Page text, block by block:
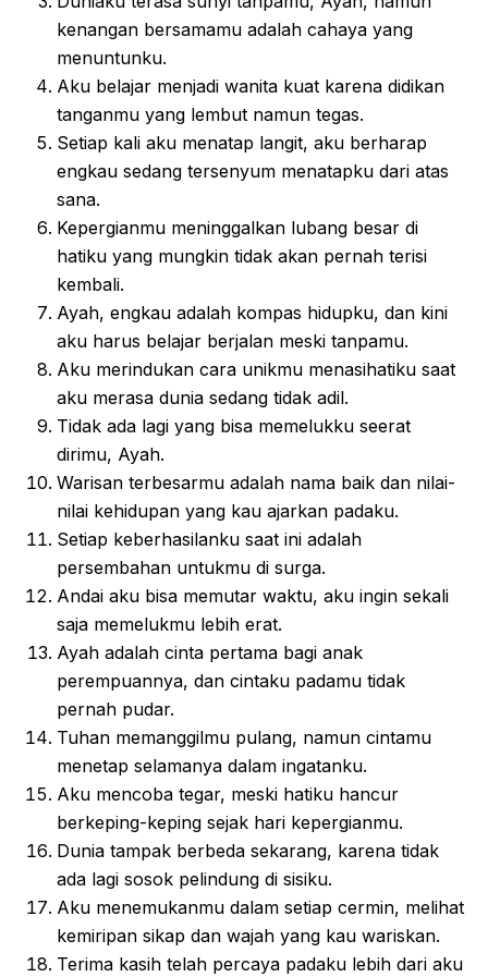
kenangan bersamamu adalah cahaya yang
menuntunku.
Aku belajar menjadi wanita kuat karena didikan
tanganmu yang lembut namun tegas.
Setiap kali aku menatap langit, aku berharap
engkau sedang tersenyum menatapku dari atas
sana.
Kepergianmu meninggalkan lubang besar di
hatiku yang mungkin tidak akan pernah terisi
kembali.
Ayah, engkau adalah kompas hidupku, dan kini
aku harus belajar berjalan meski tanpamu.
Aku merindukan cara unikmu menasihatiku saat
aku merasa dunia sedang tidak adil.
Tidak ada lagi yang bisa memelukku seerat
dirimu, Ayah.
Warisan terbesarmu adalah nama baik dan nilai-
nilai kehidupan yang kau ajarkan padaku.
Setiap keberhasilanku saat ini adalah
persembahan untukmu di surga.
Andai aku bisa memutar waktu, aku ingin sekali
saja memelukmu lebih erat.
Ayah adalah cinta pertama bagi anak
perempuannya, dan cintaku padamu tidak
pernah pudar.
Tuhan memanggilmu pulang, namun cintamu
menetap selamanya dalam ingatanku.
Aku mencoba tegar, meski hatiku hancur
berkeping-keping sejak hari kepergianmu.
Dunia tampak berbeda sekarang, karena tidak
ada lagi sosok pelindung di sisiku.
Aku menemukanmu dalam setiap cermin, melihat
kemiripan sikap dan wajah yang kau wariskan.
Terima kasih telah percaya padaku lebih dari aku